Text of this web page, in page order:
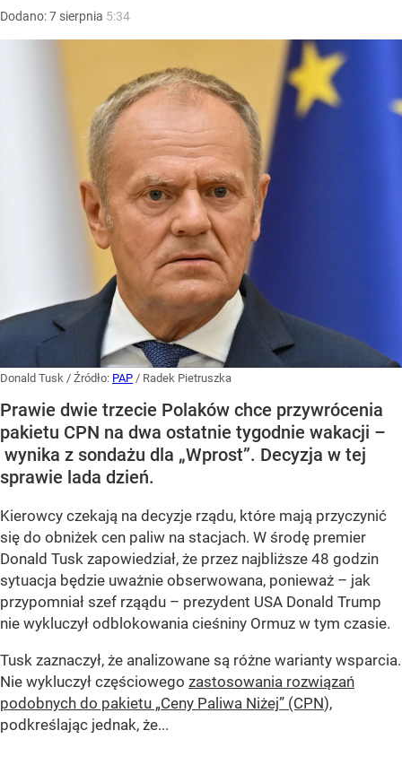
Dodano:7 sierpnia 5:34
Donald Tusk / Źródło: PAP / Radek Pietruszka
Prawie dwie trzecie Polaków chce przywrócenia
pakietu CPN na dwa ostatnie tygodnie wakacji –
wynika z sondażu dla „Wprost”. Decyzja w tej
sprawie lada dzień.
Kierowcy czekają na decyzje rządu, które mają przyczynić
się do obniżek cen paliw na stacjach. W środę premier
Donald Tusk zapowiedział, że przez najbliższe 48 godzin
sytuacja będzie uważnie obserwowana, ponieważ – jak
przypomniał szef rząądu – prezydent USA Donald Trump
nie wykluczył odblokowania cieśniny Ormuz w tym czasie.
Tusk zaznaczył, że analizowane są różne warianty wsparcia.
Nie wykluczył częściowego zastosowania rozwiązań
podobnych do pakietu „Ceny Paliwa Niżej” (CPN),
podkreślając jednak, że...